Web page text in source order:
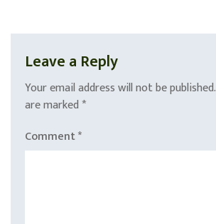
Leave a Reply
Your email address will not be published.
are marked *
Comment*